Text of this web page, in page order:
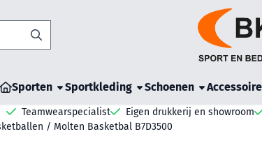
Sporten Sportkleding Schoenen
Teamwearspecialist Eigen drukkerij en showroom
/ Molten Basketbal B7D3500